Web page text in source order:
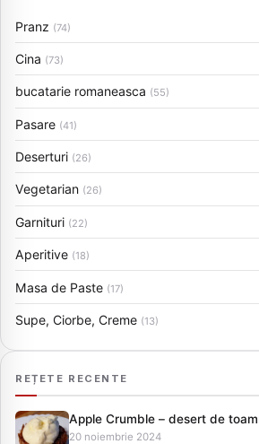
Pranz (74)
Cina (73)
bucatarie romaneasca (55)
Pasare (41)
Deserturi (26)
Vegetarian (26)
Garnituri (22)
Aperitive (18)
Masa de Paste (17)
Supe, Ciorbe, Creme (13)
REȚETE RECENTE
Apple Crumble – desert de
20 noiembrie 2024